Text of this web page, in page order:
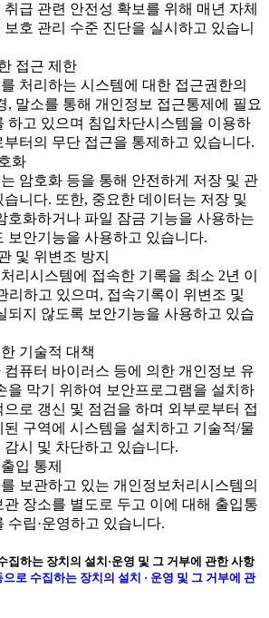
급 관련 안전성 확보를 위해 매년 자체
호 관리 수준 진단을 실시하고 있습니
접근 제한
처리하는 시스템에 대한 접근권한의
, 말소를 통해 개인정보 접근통제에 필요
하고 있으며 침입차단시스템을 이용하
부터의 무단 접근을 통제하고 있습니다.
화
암호화 등을 통해 안전하게 저장 및 관
습니다. 또한, 중요한 데이터는 저장 및
호화하거나 파일 잠금 기능을 사용하는
보안기능을 사용하고 있습니다.
및 위변조 방지
리시스템에 접속한 기록을 최소 2년 이
리하고 있으며, 접속기록이 위변조 및
되지 않도록 보안기능을 사용하고 있습
기술적 대책
컴퓨터 바이러스 등에 의한 개인정보 유
을 막기 위하여 보안프로그램을 설치하
으로 갱신 및 점검을 하며 외부로부터 접
된 구역에 시스템을 설치하고 기술적/물
감시 및 차단하고 있습니다.
입 통제
보관하고 있는 개인정보처리시스템의
관 장소를 별도로 두고 이에 대해 출입통
수립·운영하고 있습니다.
로 수집하는 장치의 설치 · 운영 및 그 거부에 관